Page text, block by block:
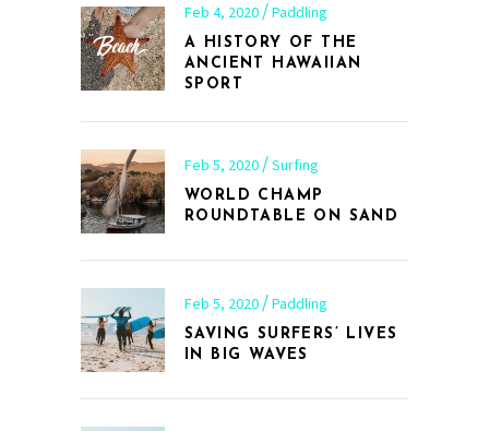
Feb 4, 2020 Paddling
A HISTORY OF THE
ANCIENT HAWAIIAN
SPORT
Feb 5, 2020 Surfing
WORLD CHAMP
ROUNDTABLE ON SAND
Feb 5, 2020 Paddling
SAVING SURFERS’ LIVES
IN BIG WAVES